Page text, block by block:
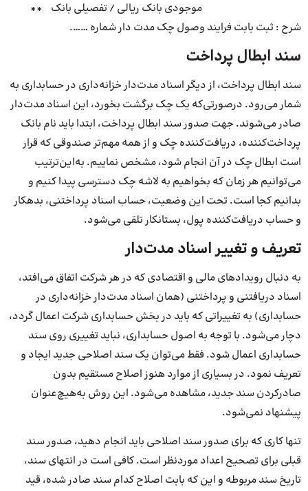
موجودی بانک ریالی / تفصیلی بانک **
شرح : ثبت بابت فرایند وصول چک مدت دار شماره …….
سند ابطال پرداخت
سند ابطال پرداخت، از دیگر اسناد مدت‌دار خزانه‌داری در حسابداری به
شمار می‌رود. درصورتی‌که یک چک برگشت بخورد، این اسناد مدت‌دار
صادر می‌شوند. جهت صدور سند ابطال پرداخت، ابتدا باید نام بانک
پرداخت‌کننده، دریافت‌کننده چک و از همه مهم‌تر صندوقی که قرار
است ابطال چک در آن انجام شود، مشخص نماییم. به‌این‌ترتیب
می‌توانیم هر زمان که بخواهیم به لاشه چک دسترسی پیدا کنیم و
بدانیم کجا است. تحت این وضعیت، حساب اسناد پرداختنی، بدهکار
و حساب دریافت‌کننده پول، بستانکار تلقی می‌شود.
تعریف و تغییر اسناد مدت‌دار
به دنبال رویدادهای مالی و اقتصادی که در هر شرکت اتفاق می‌افتد،
اسناد دریافتنی و پرداختنی (همان اسناد مدت‌دار خزانه‌داری در
حسابداری) به تغییراتی که باید در بخش حسابداری شرکت اعمال گردد،
دچار می‌شود. با توجه به اصول حسابداری، نباید تغییری روی سند
حسابداری اعمال شود. فقط می‌توان یک سند اصلاحی جدید ایجاد و
تعریف نمود. در بسیاری از موارد هنوز اصلاح مستقیم بدون
صادرکردن سند جدید، مشاهده می‌شود. این روش به‌هیچ‌عنوان
پیشنهاد نمی‌شود.
تنها کاری که برای صدور سند اصلاحی باید انجام دهید، صدور سند
قبلی برای تصحیح اعداد موردنظر است. کافی است در انتهای سند،
تاریخ سند مربوطه و این که بابت اصلاح کدام سند صادر شده، قید